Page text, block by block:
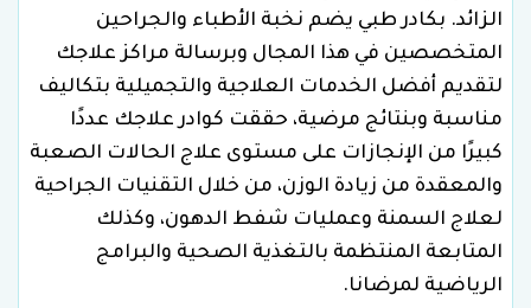
الزائد. بكادر طبي يضم نخبة الأطباء والجراحين
المتخصصين في هذا المجال وبرسالة مراكز علاجك
لتقديم أفضل الخدمات العلاجية والتجميلية بتكاليف
مناسبة وبنتائج مرضية، حققت كوادر علاجك عددًا
كبيرًا من الإنجازات على مستوى علاج الحالات الصعبة
والمعقدة من زيادة الوزن، من خلال التقنيات الجراحية
لعلاج السمنة وعمليات شفط الدهون، وكذلك
المتابعة المنتظمة بالتغذية الصحية والبرامج
الرياضية لمرضانا.